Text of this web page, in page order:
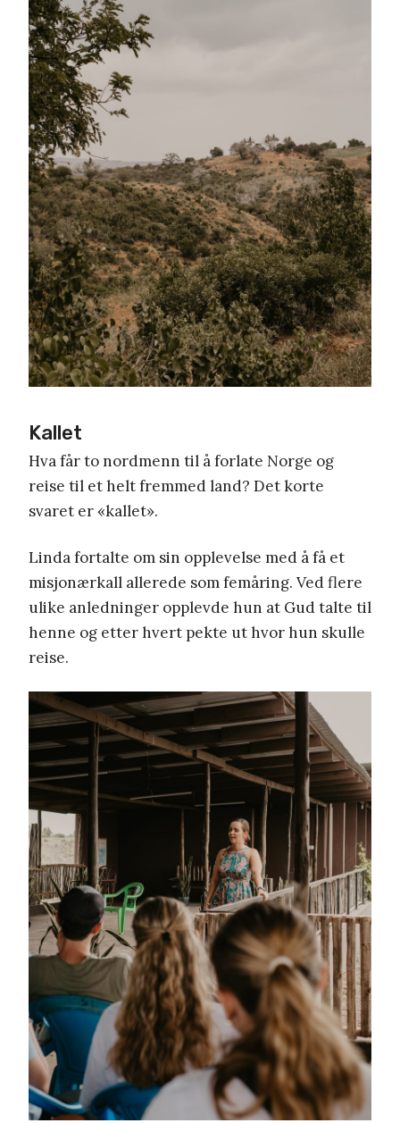
Kallet
Hva får to nordmenn til å forlate Norge og
reise til et helt fremmed land? Det korte
svaret er «kallet».
Linda fortalte om sin opplevelse med å få et
misjonærkall allerede som femåring. Ved flere
ulike anledninger opplevde hun at Gud talte til
henne og etter hvert pekte ut hvor hun skulle
reise.